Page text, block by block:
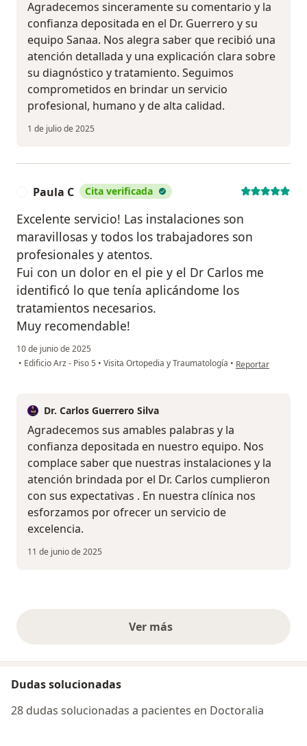
Agradecemos sinceramente su comentario y la
confianza depositada en el Dr. Guerrero y su
equipo Sanaa. Nos alegra saber que recibió una
atención detallada y una explicación clara sobre
su diagnóstico y tratamiento. Seguimos
comprometidos en brindar un servicio
profesional, humano y de alta calidad.
1 de julio de 2025
Paula C Cita verificada
Excelente servicio! Las instalaciones son
maravillosas y todos los trabajadores son
profesionales y atentos.
Fui con un dolor en el pie y el Dr Carlos me
identificó lo que tenía aplicándome los
tratamientos necesarios.
Muy recomendable!
10 de junio de 2025
• Edificio Arz - Piso 5 • Visita Ortopedia y Traumatología • en opinión del
Reportar
Dr. Carlos Guerrero Silva
Agradecemos sus amables palabras y la
confianza depositada en nuestro equipo. Nos
complace saber que nuestras instalaciones y la
atención brindada por el Dr. Carlos cumplieron
con sus expectativas . En nuestra clínica nos
esforzamos por ofrecer un servicio de
excelencia.
11 de junio de 2025
Ver másopiniones anteriores
Dudas solucionadas
28 dudas solucionadas a pacientes en Doctoralia